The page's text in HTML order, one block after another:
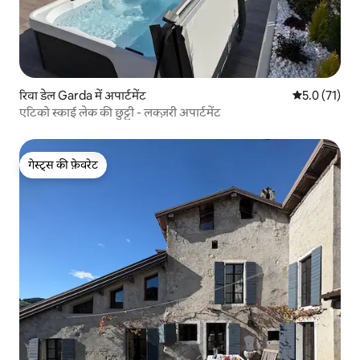
रिवा डेल Garda में अपार्टमेंट औसत रेटिंग 5
5.0 (71)
एटिको स्काई लेक की छुट्टी - लक्ज़री अपार्टमेंट
गेस्ट्स की फ़ेवरेट
गेस्ट्स की फ़ेवरेट